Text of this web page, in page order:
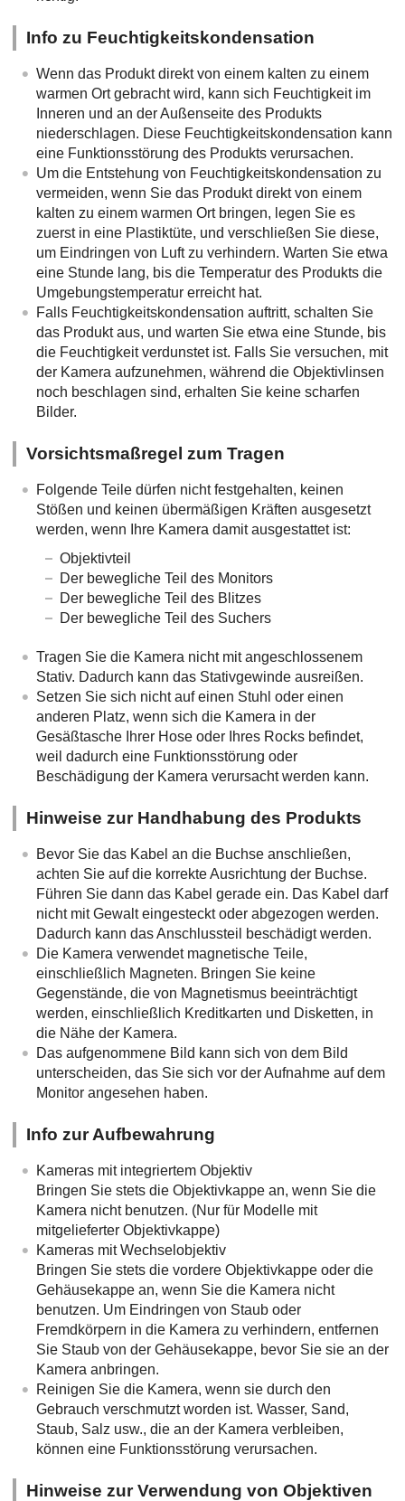
Info zu Feuchtigkeitskondensation
Wenn das Produkt direkt von einem kalten zu einem
warmen Ort gebracht wird, kann sich Feuchtigkeit im
Inneren und an der Außenseite des Produkts
niederschlagen. Diese Feuchtigkeitskondensation kann
eine Funktionsstörung des Produkts verursachen.
Um die Entstehung von Feuchtigkeitskondensation zu
vermeiden, wenn Sie das Produkt direkt von einem
kalten zu einem warmen Ort bringen, legen Sie es
zuerst in eine Plastiktüte, und verschließen Sie diese,
um Eindringen von Luft zu verhindern. Warten Sie etwa
eine Stunde lang, bis die Temperatur des Produkts die
Umgebungstemperatur erreicht hat.
Falls Feuchtigkeitskondensation auftritt, schalten Sie
das Produkt aus, und warten Sie etwa eine Stunde, bis
die Feuchtigkeit verdunstet ist. Falls Sie versuchen, mit
der Kamera aufzunehmen, während die Objektivlinsen
noch beschlagen sind, erhalten Sie keine scharfen
Bilder.
Vorsichtsmaßregel zum Tragen
Folgende Teile dürfen nicht festgehalten, keinen
Stößen und keinen übermäßigen Kräften ausgesetzt
werden, wenn Ihre Kamera damit ausgestattet ist:
Objektivteil
Der bewegliche Teil des Monitors
Der bewegliche Teil des Blitzes
Der bewegliche Teil des Suchers
Tragen Sie die Kamera nicht mit angeschlossenem
Stativ. Dadurch kann das Stativgewinde ausreißen.
Setzen Sie sich nicht auf einen Stuhl oder einen
anderen Platz, wenn sich die Kamera in der
Gesäßtasche Ihrer Hose oder Ihres Rocks befindet,
weil dadurch eine Funktionsstörung oder
Beschädigung der Kamera verursacht werden kann.
Hinweise zur Handhabung des Produkts
Bevor Sie das Kabel an die Buchse anschließen,
achten Sie auf die korrekte Ausrichtung der Buchse.
Führen Sie dann das Kabel gerade ein. Das Kabel darf
nicht mit Gewalt eingesteckt oder abgezogen werden.
Dadurch kann das Anschlussteil beschädigt werden.
Die Kamera verwendet magnetische Teile,
einschließlich Magneten. Bringen Sie keine
Gegenstände, die von Magnetismus beeinträchtigt
werden, einschließlich Kreditkarten und Disketten, in
die Nähe der Kamera.
Das aufgenommene Bild kann sich von dem Bild
unterscheiden, das Sie sich vor der Aufnahme auf dem
Monitor angesehen haben.
Info zur Aufbewahrung
Kameras mit integriertem Objektiv
Bringen Sie stets die Objektivkappe an, wenn Sie die
Kamera nicht benutzen. (Nur für Modelle mit
mitgelieferter Objektivkappe)
Kameras mit Wechselobjektiv
Bringen Sie stets die vordere Objektivkappe oder die
Gehäusekappe an, wenn Sie die Kamera nicht
benutzen. Um Eindringen von Staub oder
Fremdkörpern in die Kamera zu verhindern, entfernen
Sie Staub von der Gehäusekappe, bevor Sie sie an der
Kamera anbringen.
Reinigen Sie die Kamera, wenn sie durch den
Gebrauch verschmutzt worden ist. Wasser, Sand,
Staub, Salz usw., die an der Kamera verbleiben,
können eine Funktionsstörung verursachen.
Hinweise zur Verwendung von Objektiven